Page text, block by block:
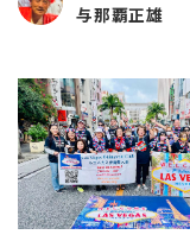
与那覇正雄